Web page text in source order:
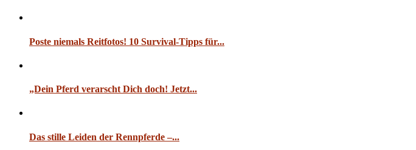
Poste niemals Reitfotos! 10 Survival-Tipps für...
„Dein Pferd verarscht Dich doch! Jetzt...
Das stille Leiden der Rennpferde –...